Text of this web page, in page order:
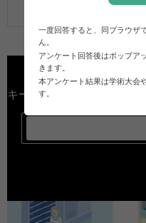
キーワード検索
一度回答すると、同ブラウザ
ん。
アンケート回答後はポップア
きます。
本アンケート結果は学術大会
す。